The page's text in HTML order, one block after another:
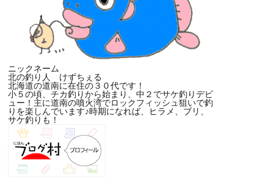
ニックネーム
北の釣り人 けずちぇる
北海道の道南に在住の３０代です！
小５の頃、チカ釣りから始まり、中２でサケ釣りデビ
ュー！主に道南の噴火湾でロックフィッシュ狙いで釣
りを楽しんでいます♪時期になれば、ヒラメ、ブリ、
サケ釣りも！